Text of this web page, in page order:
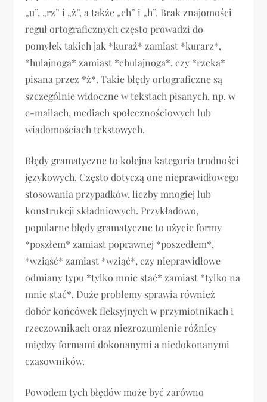
„u”, „rz” i „ż”, a także „ch” i „h”. Brak znajomości
reguł ortograficznych często prowadzi do
pomyłek takich jak *kuraż* zamiast *kurarz*,
*hulajnoga* zamiast *chulajnoga*, czy *rzeka*
pisana przez *ż*. Takie błędy ortograficzne są
szczególnie widoczne w tekstach pisanych, np. w
e-mailach, mediach społecznościowych lub
wiadomościach tekstowych.
Błędy gramatyczne to kolejna kategoria trudności
językowych. Często dotyczą one nieprawidłowego
stosowania przypadków, liczby mnogiej lub
konstrukcji składniowych. Przykładowo,
popularne błędy gramatyczne to użycie formy
*poszłem* zamiast poprawnej *poszedłem*,
*wziąść* zamiast *wziąć*, czy nieprawidłowe
odmiany typu *tylko mnie stać* zamiast *tylko na
mnie stać*. Duże problemy sprawia również
dobór końcówek fleksyjnych w przymiotnikach i
rzeczownikach oraz niezrozumienie różnicy
między formami dokonanymi a niedokonanymi
czasowników.
Powodem tych błędów może być zarówno